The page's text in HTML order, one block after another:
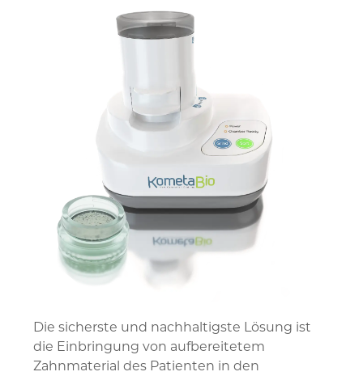
Die sicherste und nachhaltigste Lösung ist
die Einbringung von aufbereitetem
Zahnmaterial des Patienten in den